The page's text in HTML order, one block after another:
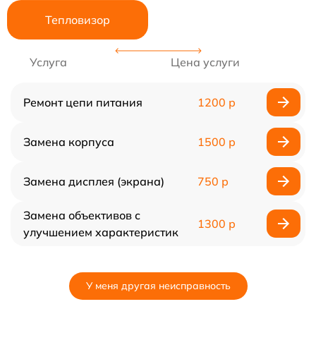
Тепловизор
Услуга Цена услуги
Ремонт цепи питания 1200 р
Замена корпуса 1500 р
Замена дисплея (экрана) 750 р
Замена объективов с
улучшением характеристик
1300 р
У меня другая неисправность